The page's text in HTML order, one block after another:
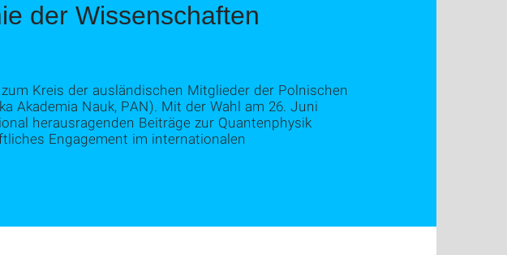
der Wissenschaften
Kreis der ausländischen Mitglieder der Polnischen
Akademia Nauk, PAN). Mit der Wahl am 26. Juni
herausragenden Beiträge zur Quantenphysik
Engagement im internationalen